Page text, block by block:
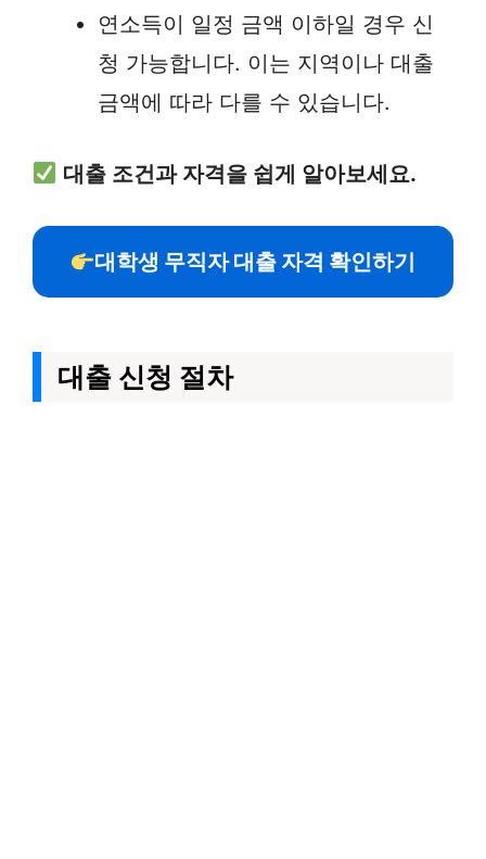
연소득이 일정 금액 이하일 경우 신
청 가능합니다. 이는 지역이나 대출
금액에 따라 다를 수 있습니다.
대출 조건과 자격을 쉽게 알아보세요.
대학생 무직자 대출 자격 확인하기
대출 신청 절차